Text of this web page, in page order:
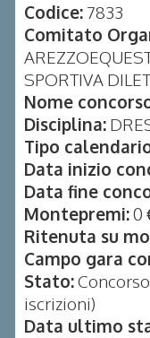
Codice: 7833
Comitato
SPORTIVA
Nome
Disciplina:
Tipo
Data inizio
Data fine
Montepremi:0
Ritenuta su
Campo gara
Stato:
iscrizioni)
Data ultimo